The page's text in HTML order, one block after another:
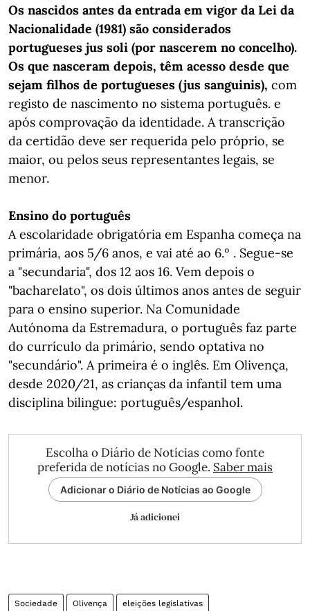
Os nascidos antes da entrada em vigor da Lei da
Nacionalidade (1981) são considerados
portugueses jus soli (por nascerem no concelho).
Os que nasceram depois, têm acesso desde que
sejam filhos de portugueses (jus sanguinis), com
registo de nascimento no sistema português. e
após comprovação da identidade. A transcrição
da certidão deve ser requerida pelo próprio, se
maior, ou pelos seus representantes legais, se
menor.
Ensino do português
A escolaridade obrigatória em Espanha começa na
primária, aos 5/6 anos, e vai até ao 6.º . Segue-se
a "secundaria", dos 12 aos 16. Vem depois o
"bacharelato", os dois últimos anos antes de seguir
para o ensino superior. Na Comunidade
Autónoma da Estremadura, o português faz parte
do currículo da primário, sendo optativa no
"secundário". A primeira é o inglês. Em Olivença,
desde 2020/21, as crianças da infantil tem uma
disciplina bilingue: português/espanhol.
Escolha o Diário de Notícias como fonte
preferida de notícias no Google. Saber mais
Adicionar o Diário de Notícias ao Google
Já adicionei
Sociedade Olivença eleições legislativas